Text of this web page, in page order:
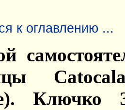
к оглавлению ...